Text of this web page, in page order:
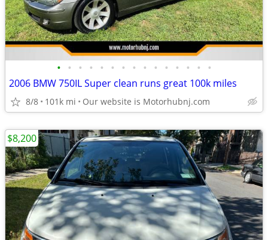
• • • • • • • • • • • • • • •
2006 BMW 750IL Super clean runs great 100k miles
8/8 101k mi Our website is Motorhubnj.com
$8,200